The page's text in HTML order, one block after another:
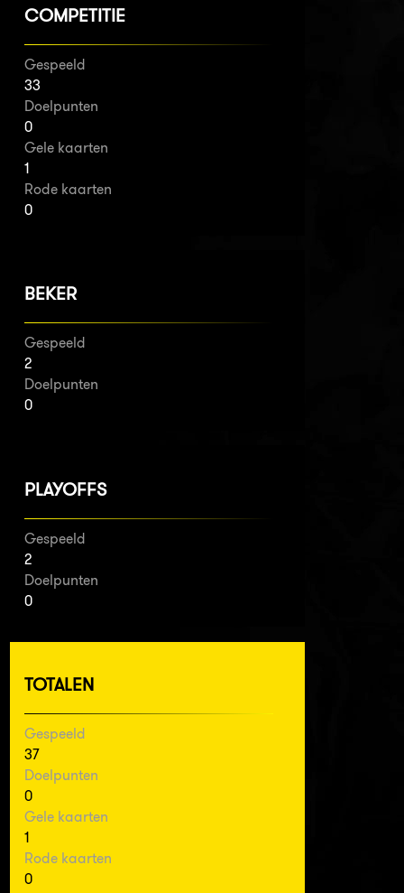
COMPETITIE
Gespeeld
33
Doelpunten
0
Gele kaarten
1
Rode kaarten
0
BEKER
Gespeeld
2
Doelpunten
0
PLAYOFFS
Gespeeld
2
Doelpunten
0
TOTALEN
Gespeeld
37
Doelpunten
0
Gele kaarten
1
Rode kaarten
0